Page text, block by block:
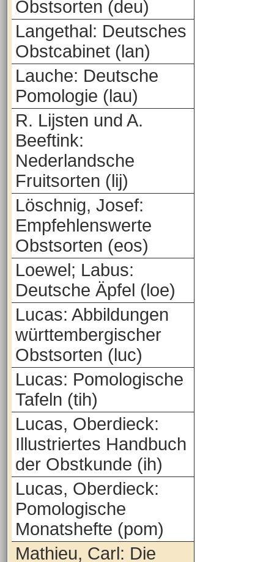
Obstsorten (deu)
Langethal: Deutsches
Obstcabinet (lan)
Lauche: Deutsche
Pomologie (lau)
R. Lijsten und A.
Beeftink:
Nederlandsche
Fruitsorten (lij)
Löschnig, Josef:
Empfehlenswerte
Obstsorten (eos)
Loewel; Labus:
Deutsche Äpfel (loe)
Lucas: Abbildungen
württembergischer
Obstsorten (luc)
Lucas: Pomologische
Tafeln (tih)
Lucas, Oberdieck:
Illustriertes Handbuch
der Obstkunde (ih)
Lucas, Oberdieck:
Pomologische
Monatshefte (pom)
Mathieu, Carl: Die